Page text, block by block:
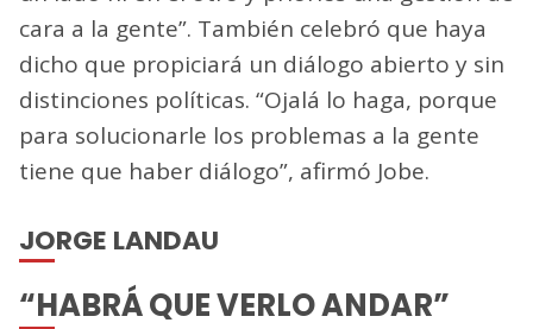
cara a la gente”. También celebró que haya
dicho que propiciará un diálogo abierto y sin
distinciones políticas. “Ojalá lo haga, porque
para solucionarle los problemas a la gente
tiene que haber diálogo”, afirmó Jobe.
JORGE LANDAU
“HABRÁ QUE VERLO ANDAR”